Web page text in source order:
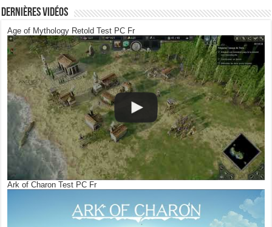
Dernières Vidéos
Age of Mythology Retold Test PC Fr
Ark of Charon Test PC Fr